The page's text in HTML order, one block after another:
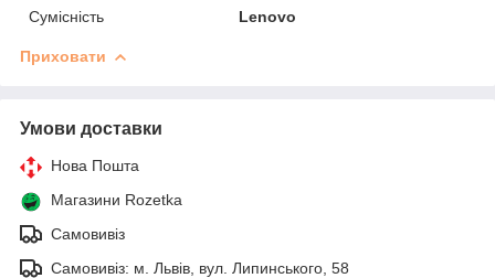
Сумісність
Lenovo
Приховати
Умови доставки
Нова Пошта
Магазини Rozetka
Самовивіз
Самовивіз: м. Львів, вул. Липинського, 58